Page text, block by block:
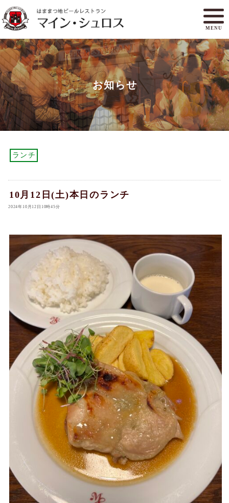
MENU
メニュー
ランチ
アクセスマップ
マイン・シュロスとは
オンラインショップ
お知らせ
ランチ
10月12日(土)本日のランチ
2024年10月12日10時45分